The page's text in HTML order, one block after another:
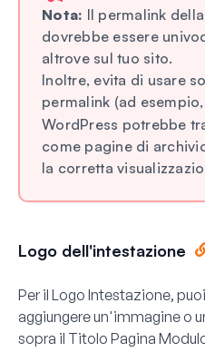
Nota: Il permalink
dovrebbe essere
altrove sul tuo sito.
Inoltre, evita di usare
permalink (ad esempio,
WordPress potrebbe
come pagine di
la corretta
Logo dell'intestazione
Per il Logo Intestazione,
aggiungere un'immagine o
sopra il Titolo Pagina